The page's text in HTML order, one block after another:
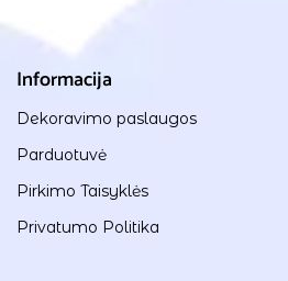
Informacija
Dekoravimo paslaugos
Parduotuvė
Pirkimo Taisyklės
Privatumo Politika